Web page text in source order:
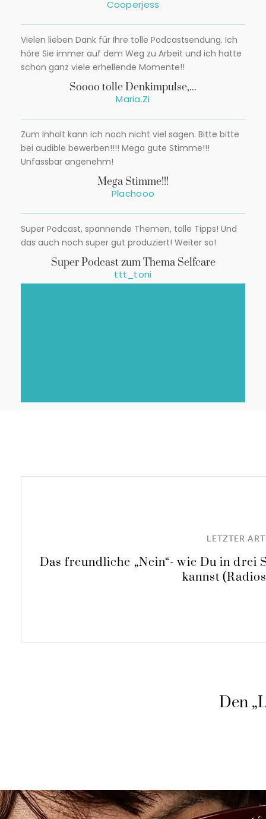
Cooperjess
Vielen lieben Dank für Ihre tolle Podcastsendung. Ich
höre Sie immer auf dem Weg zu Arbeit und ich hatte
schon ganz viele erhellende Momente!!
Soooo tolle Denkimpulse,...
Maria.Zi
Zum Inhalt kann ich noch nicht viel sagen. Bitte bitte
bei audible bewerben!!!! Mega gute Stimme!!!
Unfassbar angenehm!
Mega Stimme!!!
Plachooo
Super Podcast, spannende Themen, tolle Tipps! Und
das auch noch super gut produziert! Weiter so!
Super Podcast zum Thema Selfcare
ttt_toni
LETZTER
Das freundliche „Nein“- wie Du in drei
kannst
Den